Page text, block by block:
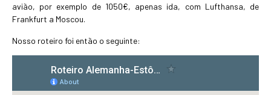
avião, por exemplo de 1050€, apenas ida, com Lufthansa, de
Frankfurt a Moscou.
Nosso roteiro foi então o seguinte: